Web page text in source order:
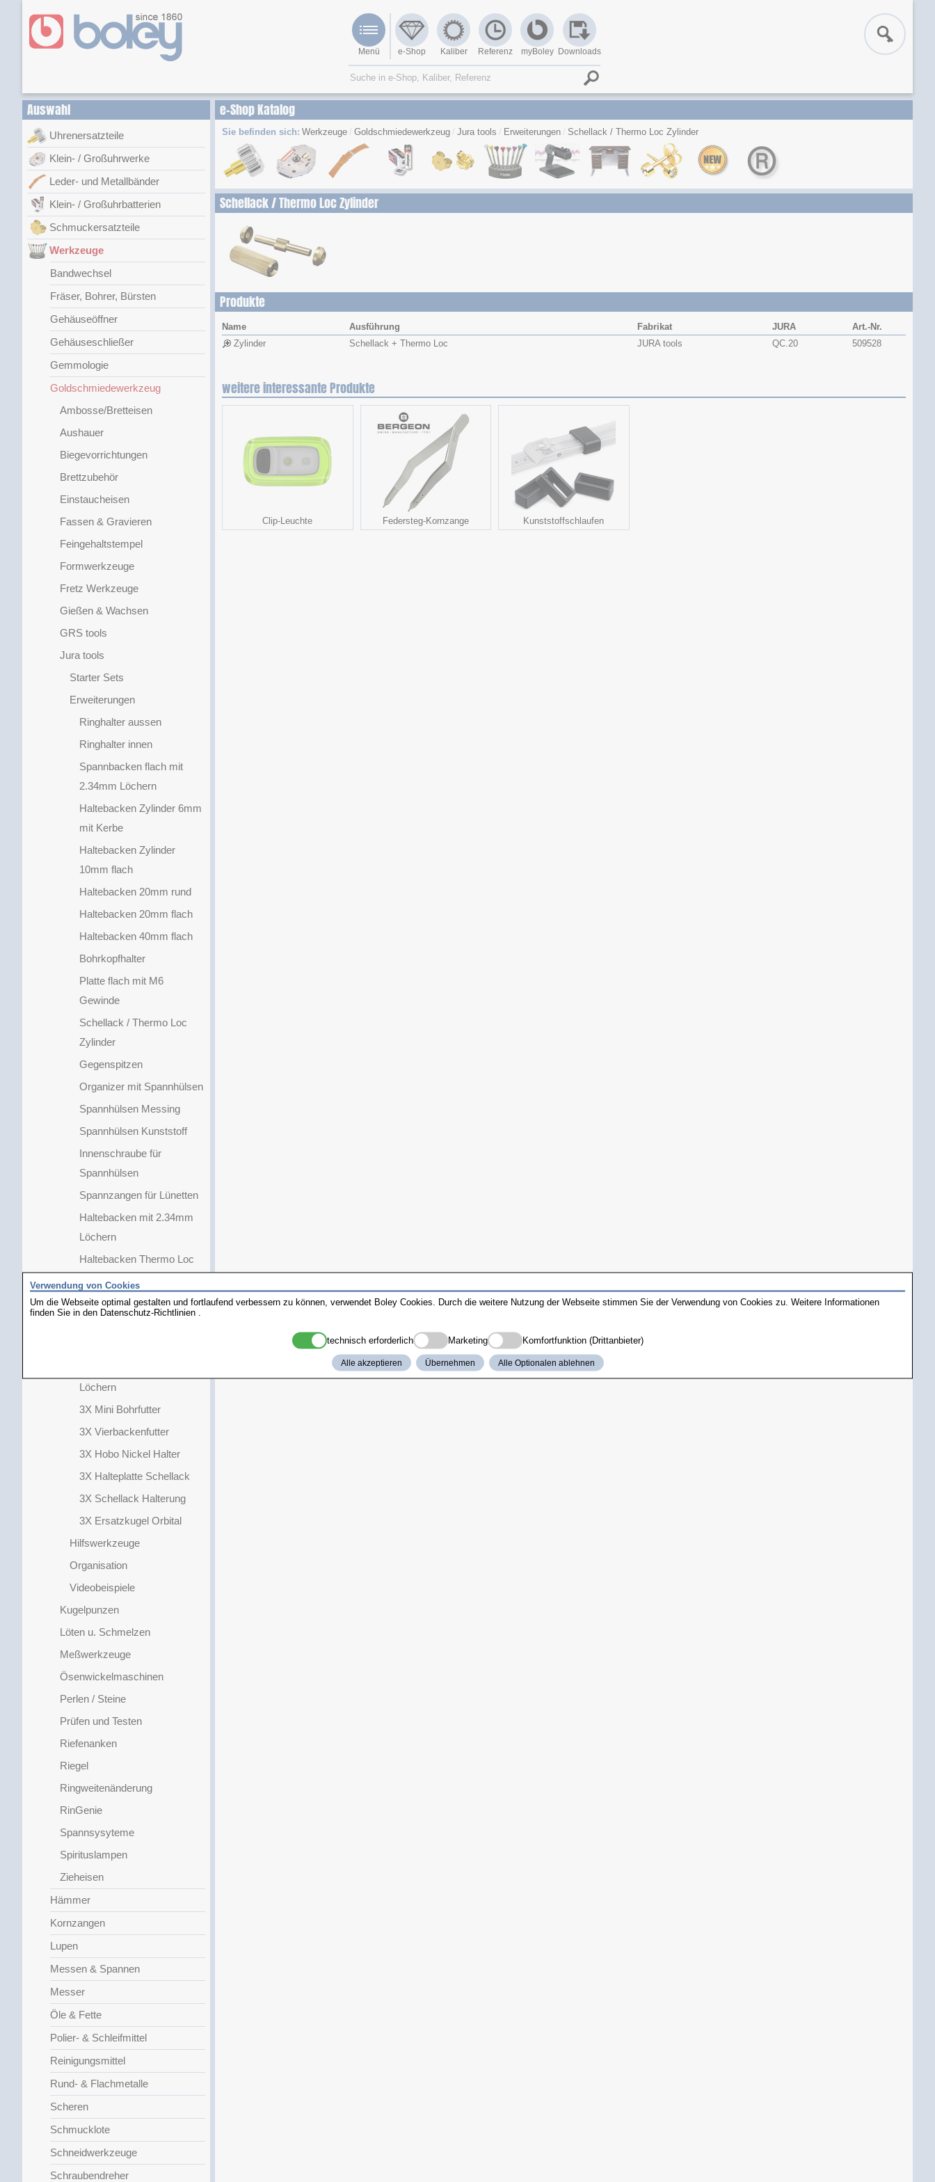
Menü e-Shop Kaliber Referenz myBoley Downloads
Auswahl
Uhrenersatzteile
Klein- / Großuhrwerke
Leder- und Metallbänder
Klein- / Großuhrbatterien
Schmuckersatzteile
Werkzeuge
Bandwechsel
Fräser, Bohrer, Bürsten
Gehäuseöffner
Gehäuseschließer
Gemmologie
Goldschmiedewerkzeug
Ambosse/Bretteisen
Aushauer
Biegevorrichtungen
Brettzubehör
Einstaucheisen
Fassen & Gravieren
Feingehaltstempel
Formwerkzeuge
Fretz Werkzeuge
Gießen & Wachsen
GRS tools
Jura tools
Starter Sets
Erweiterungen
Ringhalter aussen
Ringhalter innen
Spannbacken flach mit
2.34mm Löchern
Haltebacken Zylinder 6mm
mit Kerbe
Haltebacken Zylinder
10mm flach
Haltebacken 20mm rund
Haltebacken 20mm flach
Haltebacken 40mm flach
Bohrkopfhalter
Platte flach mit M6
Gewinde
Schellack / Thermo Loc
Zylinder
Gegenspitzen
Organizer mit Spannhülsen
Spannhülsen Messing
Spannhülsen Kunststoff
Innenschraube für
Spannhülsen
Spannzangen für Lünetten
Haltebacken mit 2.34mm
Löchern
Haltebacken Thermo Loc
Halteplatte Schellack
GRS Standard Block
Löchern
3X Mini Bohrfutter
3X Vierbackenfutter
3X Hobo Nickel Halter
3X Halteplatte Schellack
3X Schellack Halterung
3X Ersatzkugel Orbital
Hilfswerkzeuge
Organisation
Videobeispiele
Kugelpunzen
Löten u. Schmelzen
Meßwerkzeuge
Ösenwickelmaschinen
Perlen / Steine
Prüfen und Testen
Riefenanken
Riegel
Ringweitenänderung
RinGenie
Spannsysyteme
Spirituslampen
Zieheisen
Hämmer
Kornzangen
Lupen
Messen & Spannen
Messer
Öle & Fette
Polier- & Schleifmittel
Reinigungsmittel
Rund- & Flachmetalle
Scheren
Schmucklote
Schneidwerkzeuge
Schraubendreher
e-Shop Katalog
Sie befinden sich: Werkzeuge Goldschmiedewerkzeug Jura tools Erweiterungen Schellack / Thermo Loc Zylinder
Schellack / Thermo Loc Zylinder
Produkte
Name Ausführung Fabrikat JURA
Art.-Nr.
Zylinder
Schellack + Thermo Loc JURA tools QC.20 509528
weitere interessante Produkte
Clip-Leuchte Federsteg-Kornzange Kunststoffschlaufen
Verwendung von Cookies
Um die Webseite optimal gestalten und fortlaufend verbessern zu können, verwendet Boley Cookies. Durch die weitere Nutzung der Webseite stimmen Sie der Verwendung von Cookies zu. Weitere Informationen
finden Sie in den Datenschutz-Richtlinien
technisch erforderlich Marketing Komfortfunktion (Drittanbieter)
Alle akzeptieren Übernehmen Alle Optionalen ablehnen